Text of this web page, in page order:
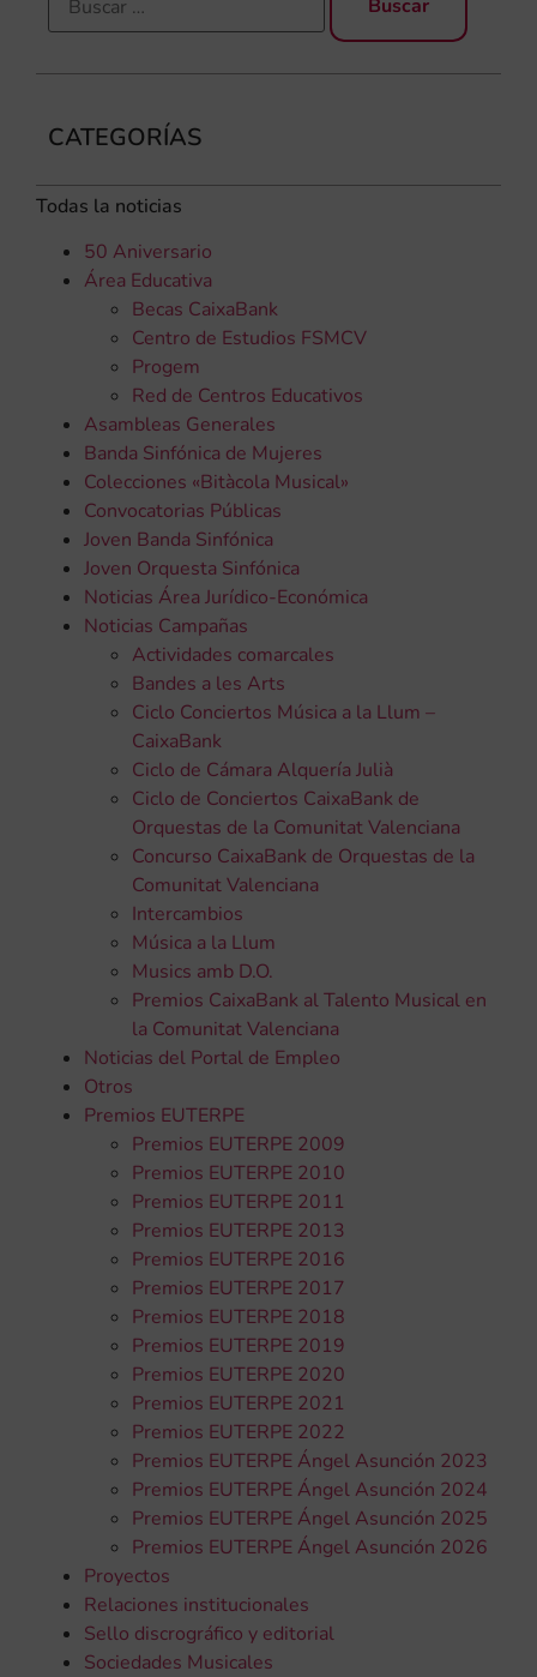
CATEGORÍAS
Todas la noticias
50 Aniversario
Área Educativa
Becas CaixaBank
Centro de Estudios FSMCV
Progem
Red de Centros Educativos
Asambleas Generales
Banda Sinfónica de Mujeres
Colecciones «Bitàcola Musical»
Convocatorias Públicas
Joven Banda Sinfónica
Joven Orquesta Sinfónica
Noticias Área Jurídico-Económica
Noticias Campañas
Actividades comarcales
Bandes a les Arts
Ciclo Conciertos Música a la Llum –
CaixaBank
Ciclo de Cámara Alquería Julià
Ciclo de Conciertos CaixaBank de
Orquestas de la Comunitat Valenciana
Concurso CaixaBank de Orquestas de la
Comunitat Valenciana
Intercambios
Música a la Llum
Musics amb D.O.
Premios CaixaBank al Talento Musical en
la Comunitat Valenciana
Noticias del Portal de Empleo
Otros
Premios EUTERPE
Premios EUTERPE 2009
Premios EUTERPE 2010
Premios EUTERPE 2011
Premios EUTERPE 2013
Premios EUTERPE 2016
Premios EUTERPE 2017
Premios EUTERPE 2018
Premios EUTERPE 2019
Premios EUTERPE 2020
Premios EUTERPE 2021
Premios EUTERPE 2022
Premios EUTERPE Ángel Asunción 2023
Premios EUTERPE Ángel Asunción 2024
Premios EUTERPE Ángel Asunción 2025
Premios EUTERPE Ángel Asunción 2026
Proyectos
Relaciones institucionales
Sello discrográfico y editorial
Sociedades Musicales